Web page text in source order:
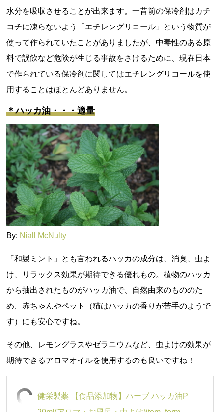
水分を吸収させることが出来ます。一昔前の保冷剤はカチ
コチに凍らないよう「エチレングリコール」という物質が
使って作られていたことがありましたが、中毒性のある原
料で誤飲など危険が生じる事故をさけるために、現在日本
で作られている保冷剤に関してはエチレングリコールを使
用することはほとんどありません。
＊ハッカ油・・・適量
By: Niall McNulty
「和製ミント」とも言われるハッカの成分は、消臭、虫よ
け、リラックス効果が期待できる優れもの。植物のハッカ
から抽出されたものがハッカ油で、自然由来のもののた
め、赤ちゃんやペット（猫はハッカの香りが苦手のようで
す）にも安心ですね。
その他、レモングラスやゼラニウムなど、虫よけの効果が
期待できるアロマオイルを使用するのも良いですね！
健栄製薬 【食品添加物】ハーブ ハッカ油P